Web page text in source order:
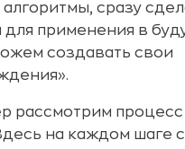
алгоритмы, сразу
применения в
создавать свои
рассмотрим процесс
на каждом шаге